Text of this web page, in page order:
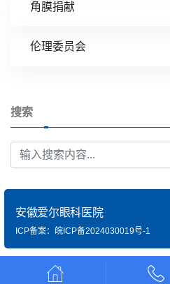
角膜捐献
伦理委员会
搜索
安徽爱尔眼科医院
ICP备案：皖ICP备2024030019号-1